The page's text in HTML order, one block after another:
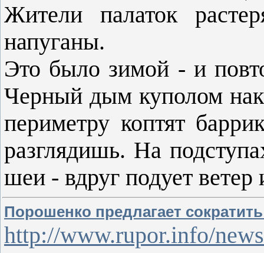
Жители палаток
напуганы.
Это было зимой - и
Черный дым куполом
периметру коптят
разглядишь. На
шеи - вдруг подует
Порошенко предлагает
http://www.rupor.info/